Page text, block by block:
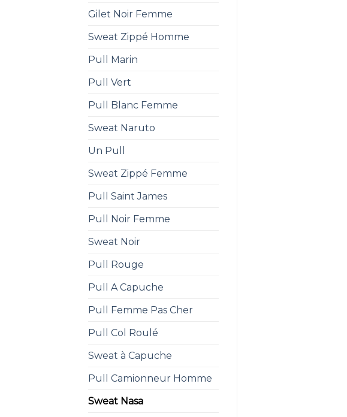
Gilet Noir Femme
Sweat Zippé Homme
Pull Marin
Pull Vert
Pull Blanc Femme
Sweat Naruto
Un Pull
Sweat Zippé Femme
Pull Saint James
Pull Noir Femme
Sweat Noir
Pull Rouge
Pull A Capuche
Pull Femme Pas Cher
Pull Col Roulé
Sweat à Capuche
Pull Camionneur Homme
Sweat Nasa